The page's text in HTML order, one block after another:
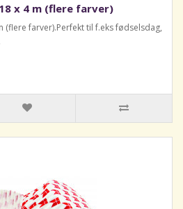
x 4 m (flere farver)
(flere farver).Perfekt til f.eks fødselsdag,